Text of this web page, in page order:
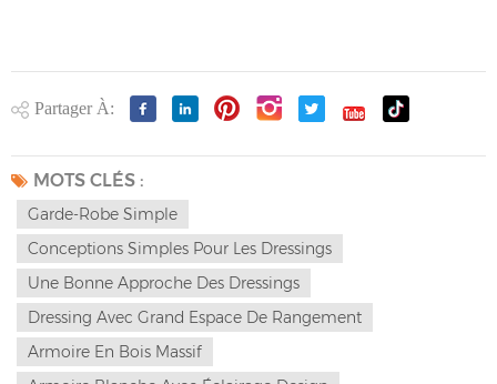
Partager À:
MOTS CLÉS :
Garde-Robe Simple
Conceptions Simples Pour Les Dressings
Une Bonne Approche Des Dressings
Dressing Avec Grand Espace De Rangement
Armoire En Bois Massif